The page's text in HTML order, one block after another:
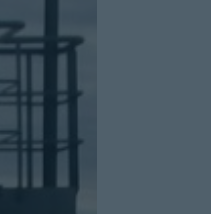
INICIO SESION